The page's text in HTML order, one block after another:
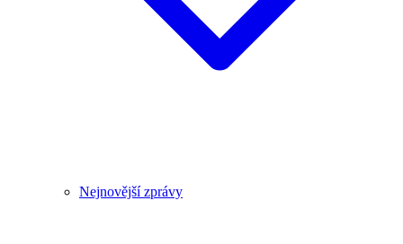
Nejnovější zprávy